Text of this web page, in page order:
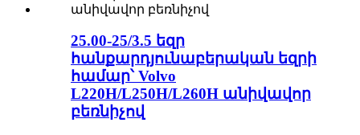
25.00-25/3.5 եզր
հանքարդյունաբերական եզրի
համար՝ Volvo
L220H/L250H/L260H անիվավոր
բեռնիչով